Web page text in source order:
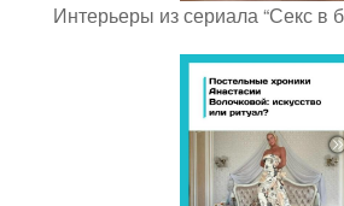
Интерьеры из сериала “Секс в